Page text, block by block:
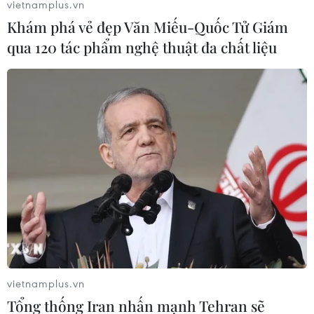
Quảng Bình: Bắt tạm giam tổng giám đốc
công ty game lừa đảo
Bằng hình thức chuyển nhượng cổ phần, Công ty cổ
phần Gold Game Quảng Bình đã kêu gọi được một số
cá nhân góp vốn với giá trị góp vốn gần 2 tỷ đồng.
vietnamplus.vn
Khám phá vẻ đẹp Văn Miếu-Quốc Tử Giám
qua 120 tác phẩm nghệ thuật đa chất liệu
vietnamplus.vn
Tổng thống Iran nhấn mạnh Tehran sẽ